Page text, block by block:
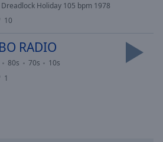
Dreadlock Holiday 105 bpm 1978
10
RADIO
80s 70s
10s
1